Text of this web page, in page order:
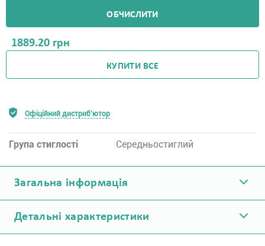
ОБЧИСЛИТИ
1889.20 грн
КУПИТИ ВСЕ
Офіційний дистриб'ютор
Група стиглості Середньостиглий
Загальна інформація
Детальні характеристики